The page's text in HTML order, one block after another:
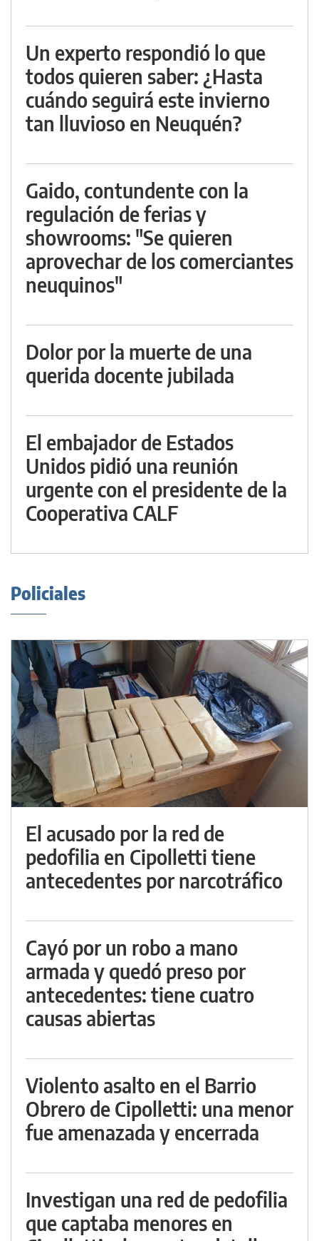
Un experto respondió lo que
todos quieren saber: ¿Hasta
cuándo seguirá este invierno
tan lluvioso en Neuquén?
Gaido, contundente con la
regulación de ferias y
showrooms: "Se quieren
aprovechar de los comerciantes
neuquinos"
Dolor por la muerte de una
querida docente jubilada
El embajador de Estados
Unidos pidió una reunión
urgente con el presidente de la
Cooperativa CALF
Policiales
El acusado por la red de
pedofilia en Cipolletti tiene
antecedentes por narcotráfico
Cayó por un robo a mano
armada y quedó preso por
antecedentes: tiene cuatro
causas abiertas
Violento asalto en el Barrio
Obrero de Cipolletti: una menor
fue amenazada y encerrada
Investigan una red de pedofilia
que captaba menores en